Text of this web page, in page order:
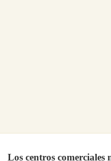
Los centros comerciales